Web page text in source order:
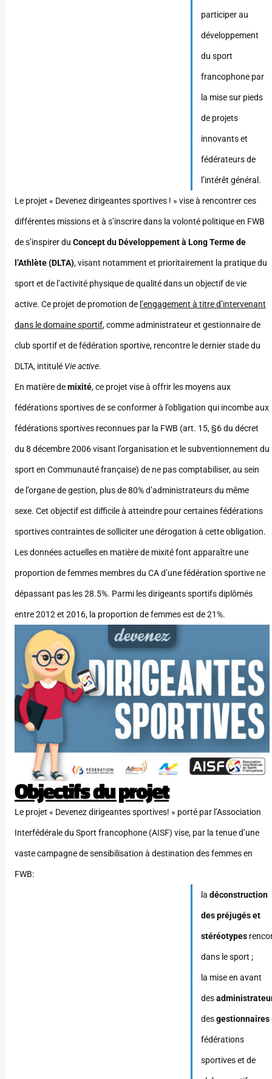
participer au
développement
du sport
francophone par
la mise sur pieds
de projets
innovants et
fédérateurs de
l’intérêt général.
Le projet « Devenez dirigeantes sportives ! » vise à rencontrer ces
différentes missions et à s’inscrire dans la volonté politique en FWB
de s’inspirer du Concept du Développement à Long Terme de
l’Athlète (DLTA), visant notamment et prioritairement la pratique du
sport et de l’activité physique de qualité dans un objectif de vie
active. Ce projet de promotion de l’engagement à titre d’intervenant
dans le domaine sportif, comme administrateur et gestionnaire de
club sportif et de fédération sportive, rencontre le dernier stade du
DLTA, intitulé Vie active.
En matière demixité, ce projet vise à offrir les moyens aux
fédérations sportives de se conformer à l’obligation qui incombe aux
fédérations sportives reconnues par la FWB (art. 15, §6 du décret
du 8 décembre 2006 visant l’organisation et le subventionnement du
sport en Communauté française) de ne pas comptabiliser, au sein
de l’organe de gestion, plus de 80% d’administrateurs du même
sexe. Cet objectif est difficile à atteindre pour certaines fédérations
sportives contraintes de solliciter une dérogation à cette obligation.
Les données actuelles en matière de mixité font apparaître une
proportion de femmes membres du CA d’une fédération sportive ne
dépassant pas les 28.5%. Parmi les dirigeants sportifs diplômés
entre 2012 et 2016, la proportion de femmes est de 21%.
Objectifs du projet
Le projet « Devenez dirigeantes sportives! » porté par l’Association
Interfédérale du Sport francophone (AISF) vise, par la tenue d’une
vaste campagne de sensibilisation à destination des femmes en
FWB:
la déconstruction
des préjugés et
stéréotypes
dans le sport ;
la mise en avant
des
desgestionnaires
fédérations
sportives et de